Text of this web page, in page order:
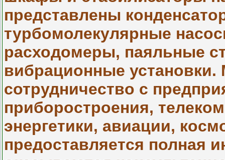
представлены
турбомолекулярные
расходомеры, паяльные
вибрационные
сотрудничество с
приборостроения,
энергетики, авиации,
предоставляется полная